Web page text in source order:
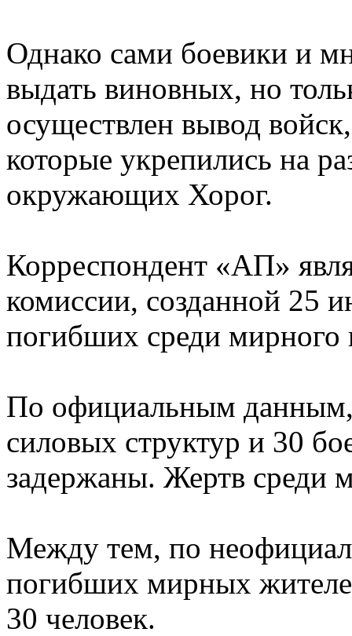
Однако сами боевики и
выдать виновных, но
осуществлен вывод
которые укрепились на
окружающих Хорог.
Корреспондент «АП»
комиссии, созданной 25
погибших среди мирного
По официальным данным,
силовых структур и 30
задержаны. Жертв среди
Между тем, по
погибших мирных
30 человек.